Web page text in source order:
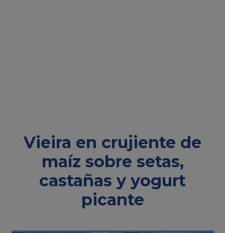
Vieira en crujiente de
maíz sobre setas,
castañas y yogurt
picante